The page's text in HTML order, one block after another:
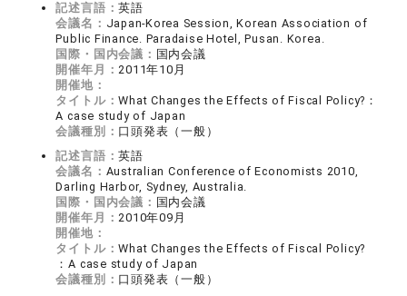
記述言語：英語
会議名： Japan-Korea Session, Korean Association of
Public Finance. Paradaise Hotel, Pusan. Korea.
国際・国内会議： 国内会議
開催年月：2011年10月
開催地：
タイトル：What Changes the Effects of Fiscal Policy?：
A case study of Japan
会議種別： 口頭発表（一般）
記述言語：英語
会議名： Australian Conference of Economists 2010,
Darling Harbor, Sydney, Australia.
国際・国内会議： 国内会議
開催年月：2010年09月
開催地：
タイトル：What Changes the Effects of Fiscal Policy?
：A case study of Japan
会議種別： 口頭発表（一般）